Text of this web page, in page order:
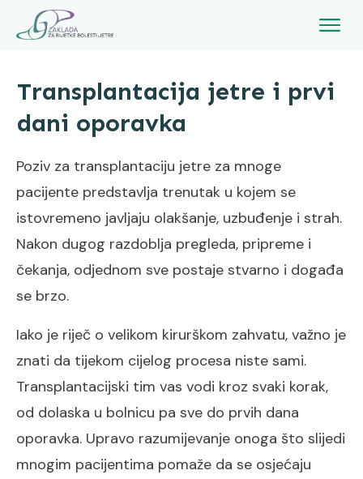
Transplantacija jetre i prvi
dani oporavka
Poziv za transplantaciju jetre za mnoge
pacijente predstavlja trenutak u kojem se
istovremeno javljaju olakšanje, uzbuđenje i strah.
Nakon dugog razdoblja pregleda, pripreme i
čekanja, odjednom sve postaje stvarno i događa
se brzo.
Iako je riječ o velikom kirurškom zahvatu, važno je
znati da tijekom cijelog procesa niste sami.
Transplantacijski tim vas vodi kroz svaki korak,
od dolaska u bolnicu pa sve do prvih dana
oporavka. Upravo razumijevanje onoga što slijedi
mnogim pacijentima pomaže da se osjećaju